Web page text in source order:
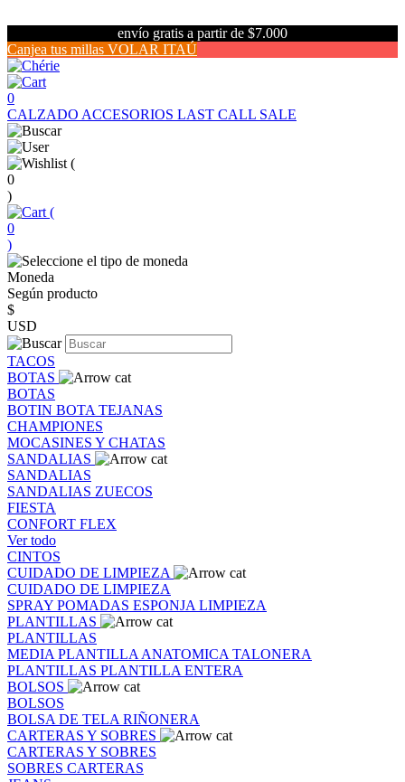
envío gratis a partir de $7.000
Canjea tus millas VOLAR ITAÚ
0
CALZADO ACCESORIOS LAST CALL SALE
(
0
)
(
0
)
Moneda
Según producto
$
USD
TACOS
BOTAS
BOTAS
BOTIN BOTA TEJANAS
CHAMPIONES
MOCASINES Y CHATAS
SANDALIAS
SANDALIAS
SANDALIAS ZUECOS
FIESTA
CONFORT FLEX
Ver todo
CINTOS
CUIDADO DE LIMPIEZA
CUIDADO DE LIMPIEZA
SPRAY POMADAS ESPONJA LIMPIEZA
PLANTILLAS
PLANTILLAS
MEDIA PLANTILLA ANATOMICA TALONERA
PLANTILLAS PLANTILLA ENTERA
BOLSOS
BOLSOS
BOLSA DE TELA RIÑONERA
CARTERAS Y SOBRES
CARTERAS Y SOBRES
SOBRES CARTERAS